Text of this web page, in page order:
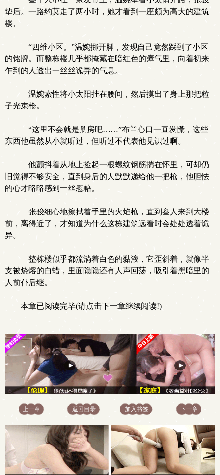
垫后。一路约莫走了两小时，她才看到一座颇为高大的建筑
楼。
“四维小区。”温婉挪开脚，发现自己竟然踩到了小区
的铭牌。而整栋楼几乎都掩藏在暗红色的瘴气里，向着初来
乍到的人透出一丝丝诡异的气息。
温婉索性将小太阳挂在腰间，然后摸出了身上那把粒
子光束枪。
“这里不会就是巢房吧……”布兰心口一直发慌，这些
东西他虽然从小就听过，但听过不代表他见识过啊。
他颤抖着从地上捡起一根螺纹钢筋揣在怀里，可却仍
旧觉得不够安全，直到身后的人默默递给他一把枪，他胆怯
的心才略略感到一丝慰藉。
张骏细心地擦拭着手里的火焰枪，直到叁人来到大楼
前，离得近了，才知道为什么这栋建筑远看时会处处透着诡
异。
整栋楼似乎都流淌着白色的黏液，它歪斜着，就像半
支被烧熔的白蜡，里面隐隐还有人声回荡，吸引着黑暗里的
人前仆后继。
本章已阅读完毕(请点击下一章继续阅读!)
上一章 返回目录 加入书签 下一章